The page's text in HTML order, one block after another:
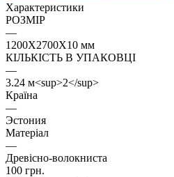
Характеристики
РОЗМІР
—
1200Х2700Х10 мм
КІЛЬКІСТЬ В УПАКОВЦІ
—
3.24 м<sup>2</sup>
Країна
—
Эстония
Матеріал
—
Древісно-волокниста
100 грн.